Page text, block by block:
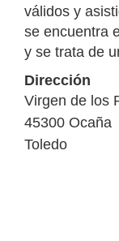
válidos y
se encuentra
y se trata de
Dirección
Virgen de los
45300 Ocaña
Toledo